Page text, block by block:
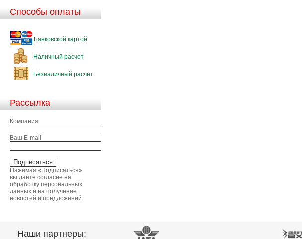
Способы оплаты
Банковской картой
Наличный расчет
Безналичный расчет
Рассылка
Компания
Ваш E-mail
Нажимая «Подписаться»
вы даёте согласие на
обработку персональных
данных и на получение
новостей и предложений
Наши партнеры: